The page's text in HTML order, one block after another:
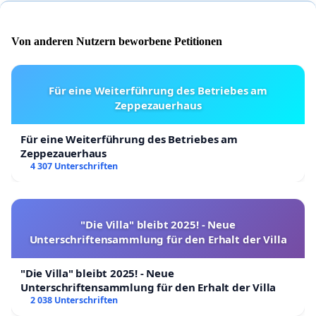
Überwachung von Verkehrsverstößen ist
unerlässlich, um das Risiko neuer Tragödien zu
Bewusstseinsbildung und Aufklärung
Gefahren rücksichtslosen Fahrens ist
entscheidend, um Unfälle zu verhindern. Wir
fordern die Einführung nationaler
Verkehrssicherheitskampagnen, die sich
besonders auf Fahrer konzentrieren, die
Regeln wie
Von anderen Nutzern beworbene Petitionen
Für eine Weiterführung des Betriebes am
Zeppezauerhaus
Für eine Weiterführung des Betriebes am
Zeppezauerhaus
4 307 Unterschriften
"Die Villa" bleibt 2025! - Neue
Unterschriftensammlung für den Erhalt der Villa
"Die Villa" bleibt 2025! - Neue
Unterschriftensammlung für den Erhalt der Villa
2 038 Unterschriften